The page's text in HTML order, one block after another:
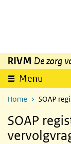
Overslaan en naar
RIVM De zorg
Menu
Home SOAP
SOAP